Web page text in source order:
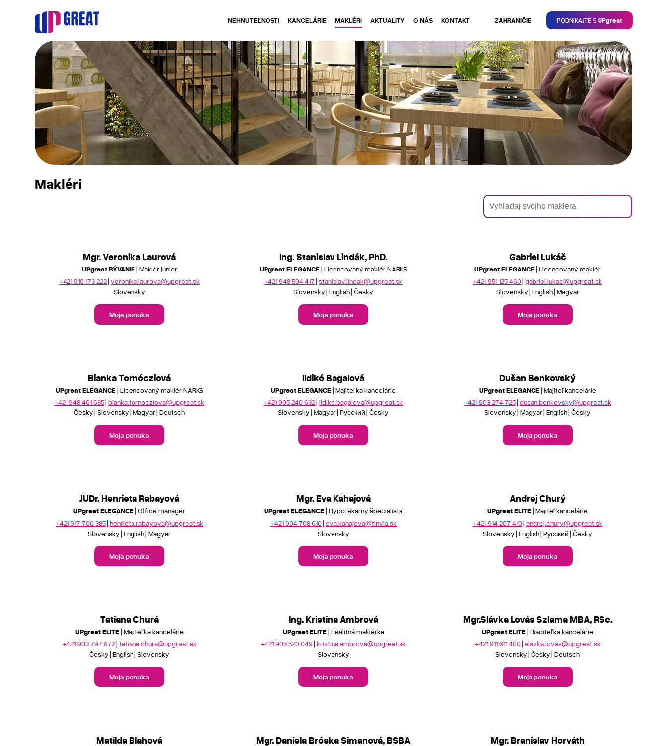
NEHNUTEĽNOSTI KANCELÁRIE MAKLÉRI AKTUALITY O NÁS KONTAKT ZAHRANIČIE PODNIKAJTE S UPgreat
Makléri
Mgr. Veronika Laurová
UPgreat BÝVANIE| Maklér junior
+421 910 173 222 veronika.laurova@upgreat.sk
Slovensky
Moja ponuka
Ing. Stanislav Lindák, PhD.
UPgreat ELEGANCE| Licencovaný maklér NARKS
+421 948 594 417 stanislav.lindak@upgreat.sk
Slovensky English Česky
Moja ponuka
Gabriel Lukáč
UPgreat ELEGANCE| Licencovaný maklér
+421 951 125 460 gabriel.lukac@upgreat.sk
Slovensky English Magyar
Moja ponuka
Bianka Tornócziová
UPgreat ELEGANCE| Licencovaný maklér NARKS
+421 948 461 685 bianka.tornocziova@upgreat.sk
Česky Slovensky Magyar Deutsch
Moja ponuka
Ildikó Bagalová
UPgreat ELEGANCE| Majiteľka kancelárie
+421 905 240 632 ildiko.bagalova@upgreat.sk
Slovensky Magyar Pусский Česky
Moja ponuka
Dušan Benkovský
UPgreat ELEGANCE| Majiteľ kancelárie
+421 903 274 725 dusan.benkovsky@upgreat.sk
Slovensky Magyar English Česky
Moja ponuka
JUDr. Henrieta Rabayová
UPgreat ELEGANCE| Office manager
+421 917 700 385 henrieta.rabayova@upgreat.sk
Slovensky English Magyar
Moja ponuka
Mgr. Eva Kahajová
UPgreat ELEGANCE| Hypotekárny špecialista
+421 904 708 610 eva.kahajova@finvia.sk
Slovensky
Moja ponuka
Andrej Churý
UPgreat ELITE| Majiteľ kancelárie
+421 914 207 410 andrej.chury@upgreat.sk
Slovensky English Pусский Česky
Moja ponuka
Tatiana Churá
UPgreat ELITE| Majiteľka kancelárie
+421 903 797 972 tatiana.chura@upgreat.sk
Česky English Slovensky
Moja ponuka
Ing. Kristina Ambrová
UPgreat ELITE| Realitná maklérka
+421 905 520 049 kristina.ambrova@upgreat.sk
Slovensky
Moja ponuka
Mgr.Slávka Lovás Szlama MBA, RSc.
UPgreat ELITE| Riaditeľka kancelárie
+421 911 611 400 slavka.lovas@upgreat.sk
Slovensky Česky Deutsch
Moja ponuka
Matilda Blahová Mgr. Daniela Bróska Simanová, BSBA Mgr. Branislav Horváth